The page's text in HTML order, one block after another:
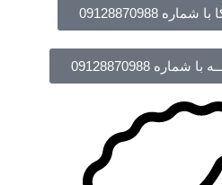
09128870988
شماره 09128870988